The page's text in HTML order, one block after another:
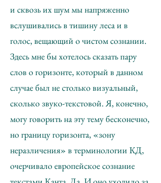
и сквозь их шум мы напряженно
вслушивались в тишину леса и в
голос, вещающий о чистом сознании.
Здесь мне бы хотелось сказать пару
слов о горизонте, который в данном
случае был не столько визуальный,
сколько звуко-текстовой. Я, конечно,
могу говорить на эту тему бесконечно,
но границу горизонта, «зону
неразличения» в терминологии КД,
очерчивало европейское сознание